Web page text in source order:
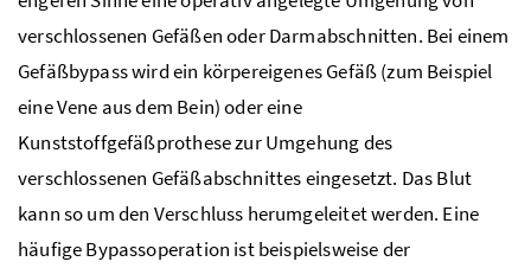
verschlossenen Gefäßen oder Darmabschnitten. Bei einem
Gefäßbypass wird ein körpereigenes Gefäß (zum Beispiel
eine Vene aus dem Bein) oder eine
Kunststoffgefäßprothese zur Umgehung des
verschlossenen Gefäßabschnittes eingesetzt. Das Blut
kann so um den Verschluss herumgeleitet werden. Eine
häufige Bypassoperation ist beispielsweise der